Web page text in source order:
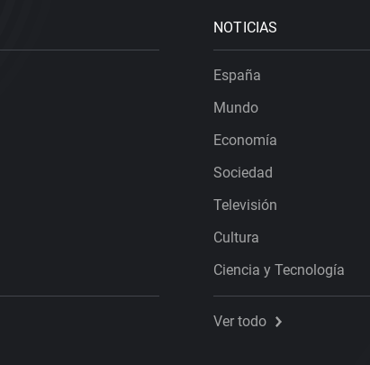
NOTICIAS
España
Mundo
Economía
Sociedad
Televisión
Cultura
Ciencia y Tecnología
Ver todo